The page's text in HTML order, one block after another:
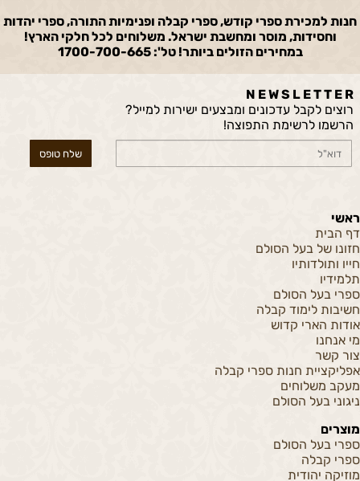
חנות למכירת ספרי קודש, ספרי קבלה ופנימיות התורה, ספרי יהדות
וחסידות, מוסר ומחשבת ישראל. משלוחים לכל חלקי הארץ!
במחירים הזולים ביותר! טל': 1700-700-665
N E W S L E T T E R
רוצים לקבל עדכונים ומבצעים ישירות למייל?
הרשמו לרשימת התפוצה!
ראשי
דף הבית
חזונו של בעל הסולם
חייו ותולדותיו
תלמידיו
ספרי בעל הסולם
חשיבות לימוד קבלה
אודות הארי קדוש
מי אנחנו
צור קשר
אפליקציית חנות ספרי קבלה
מעקב משלוחים
ניגוני בעל הסולם
מוצרים
ספרי בעל הסולם
ספרי קבלה
מוזיקה יהודית